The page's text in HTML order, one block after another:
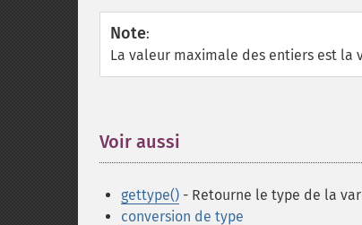
Note:
La valeur maximale des entiers est la
Voir aussi
gettype() - Retourne le type de la
conversion de type